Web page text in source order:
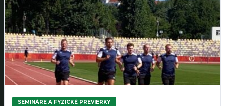
SEMINÁRE A FYZICKÉ PREVIERKY